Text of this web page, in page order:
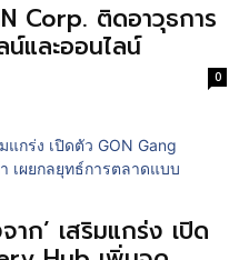
Corp. ติดอาวุธการ
และออนไลน์
0
ก’ เสริมแกร่ง เปิด